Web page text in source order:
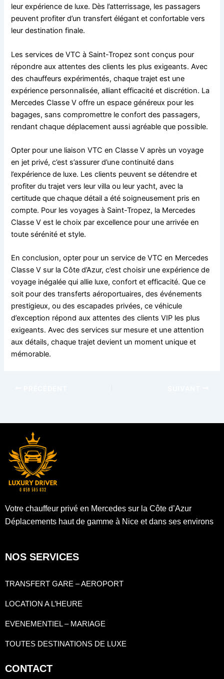
leur expérience de luxe. Dès l’atterrissage, les passagers
peuvent profiter d’un transfert élégant et confortable vers
leur destination finale.
Les services de VTC à Saint-Tropez sont conçus pour
répondre aux attentes des clients les plus exigeants. Avec
des chauffeurs expérimentés, chaque trajet est une
expérience personnalisée, alliant efficacité et discrétion. La
Mercedes Classe V offre un espace généreux pour les
bagages, sans compromettre le confort des passagers,
rendant chaque déplacement aussi agréable que possible.
Opter pour une liaison VTC en Classe V après un voyage
en jet privé, c’est s’assurer d’une continuité dans
l’expérience de luxe. Les clients peuvent se détendre et
profiter du trajet vers leur villa ou leur yacht, avec la
certitude que chaque détail a été soigneusement pris en
compte. Pour les voyages à Saint-Tropez, la Mercedes
Classe V est le choix par excellence pour une arrivée en
toute sérénité et style.
En conclusion, opter pour un service de VTC en Mercedes
Classe V sur la Côte d’Azur, c’est choisir une expérience de
voyage inégalée qui allie luxe, confort et efficacité. Que ce
soit pour des transferts aéroportuaires, des événements
prestigieux, ou des escapades privées, ce véhicule
d’exception répond aux attentes des clients VIP les plus
exigeants. Avec des services sur mesure et une attention
aux détails, chaque trajet devient un moment unique et
mémorable.
Votre chauffeur privé en Mercedes sur la Côte d’Azur
Déplacements haut de gamme à Nice et dans ses environs
NOS SERVICES
TRANSFERT GARE – AEROPORT
LOCATION A L’HEURE
EVENEMENTIEL – MARIAGE
TOUTES DESTINATIONS DE LUXE
CONTACT